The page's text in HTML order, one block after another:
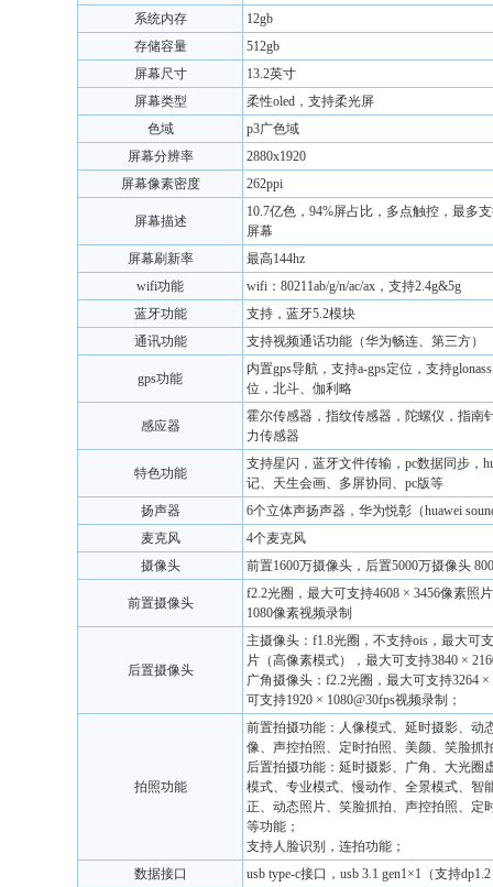
系统内存
12gb
存储容量
512gb
屏幕尺寸
13.2英寸
屏幕类型
柔性oled，支持柔光屏
色域
p3广色域
屏幕分辨率
2880x1920
屏幕像素密度
262ppi
屏幕描述
10.7亿色，94%屏占比，多点触控，最多
屏幕
屏幕刷新率
最高144hz
wifi功能
wifi：80211ab/g/n/ac/ax，支持2.4g&5g
蓝牙功能
支持，蓝牙5.2模块
通讯功能
支持视频通话功能（华为畅连、第三方）
gps功能
内置gps导航，支持a-gps定位，支持
位，北斗、伽利略
感应器
霍尔传感器，指纹传感器，陀螺仪，指南
力传感器
特色功能
支持星闪，蓝牙文件传输，pc数据同步，
记、天生会画、多屏协同、pc版等
扬声器
6个立体声扬声器，华为悦彰（huawei
麦克风
4个麦克风
摄像头
前置1600万摄像头，后置5000万摄像头
前置摄像头
f2.2光圈，最大可支持4608 × 3456像素照
1080像素视频录制
后置摄像头
主摄像头：f1.8光圈，不支持ois，最大可
片（高像素模式），最大可支持3840 ×
广角摄像头：f2.2光圈，最大可支持3264
可支持1920 × 1080@30fps视频录制；
拍照功能
前置拍摄功能：人像模式、延时摄影、动
像、声控拍照、定时拍照、美颜、笑脸抓
后置拍摄功能：延时摄影、广角、大光圈
模式、专业模式、慢动作、全景模式、智
正、动态照片、笑脸抓拍、声控拍照、定
等功能；
支持人脸识别，连拍功能；
数据接口
usb type-c接口，usb 3.1 gen1×1（支持